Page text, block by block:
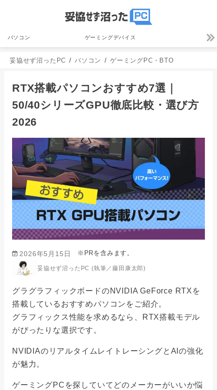
パソコン ゲーミングデバイス
妥協せず沼ったPC パソコン ゲーミングPC・BTO
RTX搭載パソコンおすすめ7選｜
50/40シリーズGPU徹底比較・選び方
2026
2026年5月15日 ※PRを含みます。
妥協せず沼ったPC (執筆／藤田康太郎)
グラグラフィックボードのNVIDIA GeForce RTXを
搭載しているおすすめパソコンをご紹介。
グラフィックス性能を求めるなら、RTX搭載モデル
がぴったりな選択です。
NVIDIAのリアルタイムレイトレーシングとAIの強化
が魅力。
ゲーミングPCを探していてどのメーカーがいいか悩